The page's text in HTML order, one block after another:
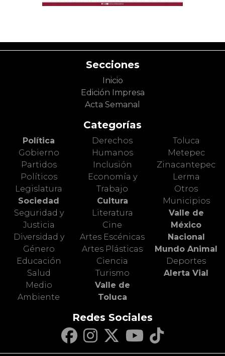
Secciones
Inicio
Edición Impresa
Acta Semanal
Categorías
Política
Gobierno
Partidos
Políticos
Legislatura
Sociedad
Seguridad y
Justicia
Diversidad y
Género
Educación
Salud
Medio
Ambiente
Derechos
Humanos
Inclusión
Economía y
Trabajo
Cultura
Literatura
Cine
Artes Escénicas
Artes Plásticas
Ciencia
Turismo
Valle de
Toluca
Toluca
Metepec
Zinacantepec
Lerma
Otros
Municipios
Valle de
México
Nacional
Mundo Animal
Deportes
Alerta Vial
Redes Sociales